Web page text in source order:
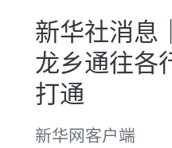
新华社消息
龙乡通往各
打通
新华网客户端